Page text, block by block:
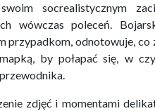
socrealistycznym
wówczas poleceń.
przypadkom, odnotowuje, co
by połapać się, w
zdjęć i momentami